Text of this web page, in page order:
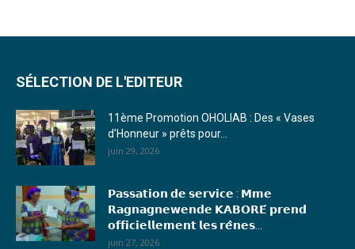
18. Journal du mardi 04 janvier 2023 - RS
19. Journal du mardi 03 janvier 2023 - RS
SÉLECTION DE L'EDITEUR
11ème Promotion OHOLIAB : Des « Vases
d’Honneur » prêts pour...
juin 29, 2026
𝗣𝗮𝘀𝘀𝗮𝘁𝗶𝗼𝗻 𝗱𝗲 𝘀𝗲𝗿𝘃𝗶𝗰𝗲 : 𝗠𝗺𝗲
𝗥𝗮𝗴𝗻𝗮𝗴𝗻𝗲𝘄𝗲𝗻𝗱𝗲 𝗞𝗔𝗕𝗢𝗥𝗘́ 𝗽𝗿𝗲𝗻𝗱
𝗼𝗳𝗳𝗶𝗰𝗶𝗲𝗹𝗹𝗲𝗺𝗲𝗻𝘁 𝗹𝗲𝘀 𝗿𝗲̂𝗻𝗲𝘀...
juin 27, 2026